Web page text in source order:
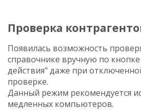
Проверка
Появилась возможность
справочнике вручную по
действия" даже при
проверке.
Данный режим рекомендуется
медленных компьютеров.